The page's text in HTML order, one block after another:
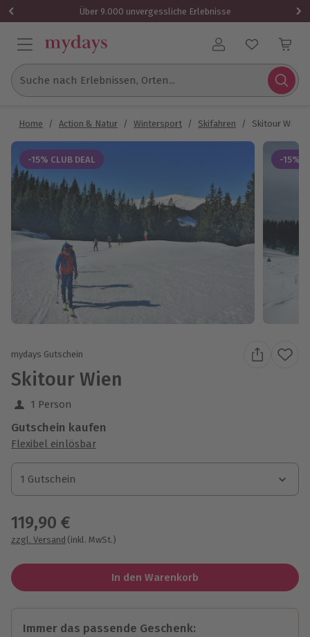
Über 9.000 unvergessliche Erlebnisse
Benutzerkonto
Suche nach Erlebnissen, Orten...
Home / Action & Natur / Wintersport / Skifahren / Skitour Wien
-15% CLUB DEAL -15%
mydays Gutschein
Skitour Wien
1 Person
Gutschein kaufen
Flexibel einlösbar
1 Gutschein
1 Gutschein
1 Gutschein
119,90 €
zzgl. Versand (inkl. MwSt.)
In den Warenkorb
Immer das passende Geschenk: